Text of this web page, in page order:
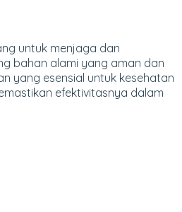
untuk menjaga dan
bahan alami yang aman dan
yang esensial untuk kesehatan
efektivitasnya dalam